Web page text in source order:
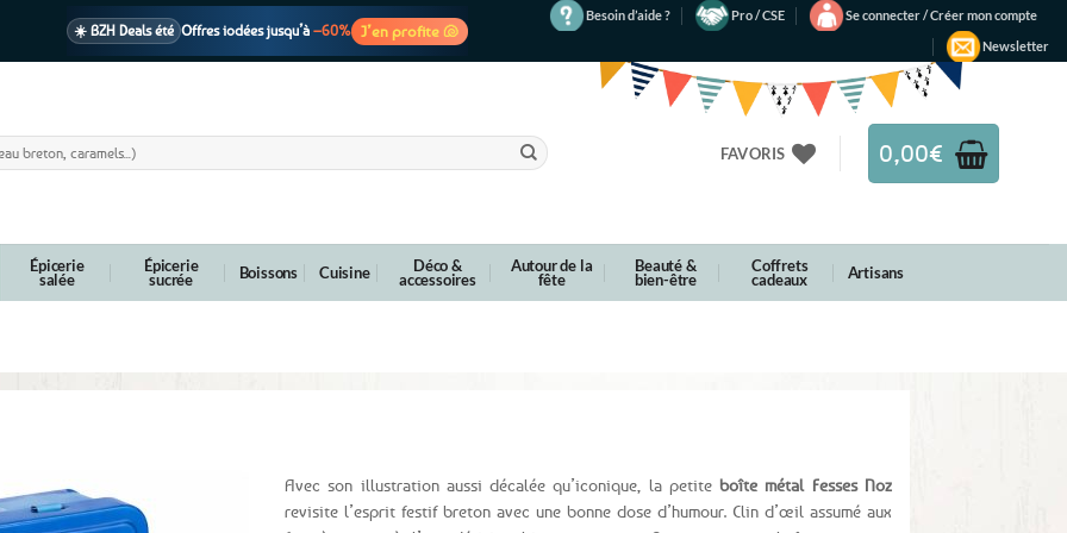
☀️ BZH Deals été Offres iodées jusqu’à –60% J’en profite 🐚
Besoin d’aide ? Pro / CSE
Se connecter / Créer mon compte
Newsletter
FAVORIS 0,00€
Épicerie
salée
Épicerie
sucrée Boissons Cuisine Déco &
accessoires
Autour de la
fête
Beauté &
bien-être
Coffrets
cadeaux Artisans
Avec son illustration aussi décalée qu’iconique, la petiteboîte métal Fesses Noz
revisite l’esprit festif breton avec une bonne dose d’humour. Clin d’œil assumé aux